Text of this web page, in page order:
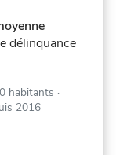
délinquance
habitants ·
2016